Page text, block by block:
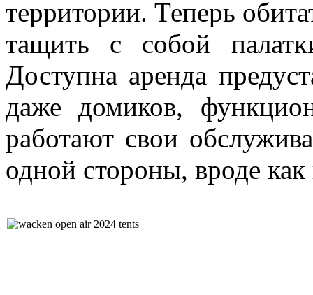
территории. Теперь
тащить с собой
Доступна аренда
даже домиков,
работают свои
одной стороны, вроде